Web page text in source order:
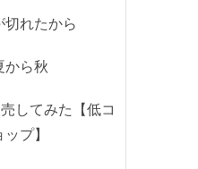
切れたから
から秋
してみた【低コ
プ】